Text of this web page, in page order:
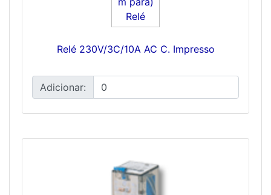
Relé 230V/3C/10A AC C. Impresso
Adicionar: